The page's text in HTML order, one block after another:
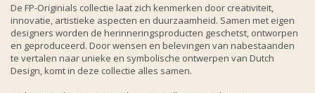
De FP-Originials collectie laat zich kenmerken door creativiteit,
innovatie, artistieke aspecten en duurzaamheid. Samen met eigen
designers worden de herinneringsproducten geschetst, ontworpen
en geproduceerd. Door wensen en belevingen van nabestaanden
te vertalen naar unieke en symbolische ontwerpen van Dutch
Design, komt in deze collectie alles samen.